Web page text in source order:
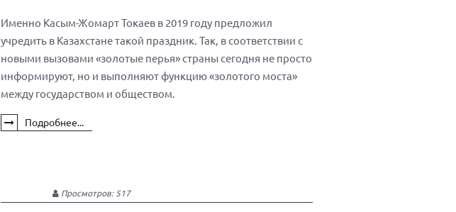
Именно Касым-Жомарт Токаев в 2019 году предложил
учредить в Казахстане такой праздник. Так, в соответствии с
новыми вызовами «золотые перья» страны сегодня не просто
информируют, но и выполняют функцию «золотого моста»
между государством и обществом.
Подробнее...
Просмотров: 517